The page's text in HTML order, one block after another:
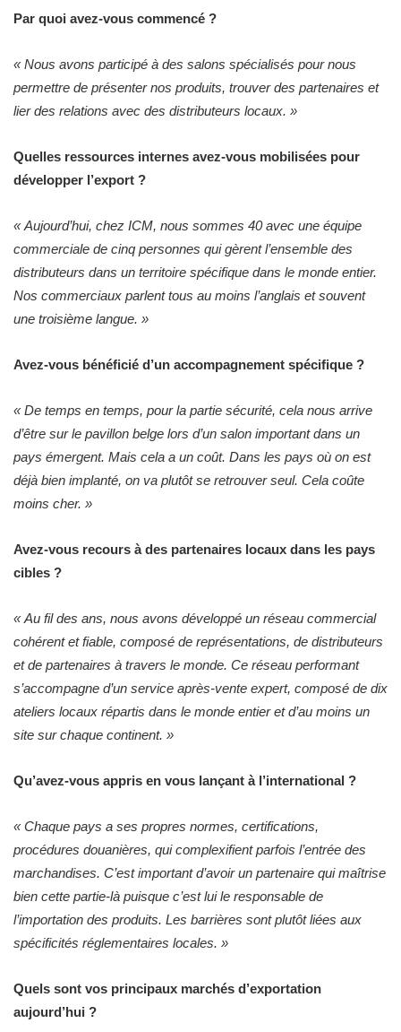
Par quoi avez-vous commencé ?
« Nous avons participé à des salons spécialisés pour nous
permettre de présenter nos produits, trouver des partenaires et
lier des relations avec des distributeurs locaux. »
Quelles ressources internes avez-vous mobilisées pour
développer l’export ?
« Aujourd’hui, chez ICM, nous sommes 40 avec une équipe
commerciale de cinq personnes qui gèrent l’ensemble des
distributeurs dans un territoire spécifique dans le monde entier.
Nos commerciaux parlent tous au moins l’anglais et souvent
une troisième langue. »
Avez-vous bénéficié d’un accompagnement spécifique ?
« De temps en temps, pour la partie sécurité, cela nous arrive
d’être sur le pavillon belge lors d’un salon important dans un
pays émergent. Mais cela a un coût. Dans les pays où on est
déjà bien implanté, on va plutôt se retrouver seul. Cela coûte
moins cher. »
Avez-vous recours à des partenaires locaux dans les pays
cibles ?
« Au fil des ans, nous avons développé un réseau commercial
cohérent et fiable, composé de représentations, de distributeurs
et de partenaires à travers le monde. Ce réseau performant
s’accompagne d’un service après-vente expert, composé de dix
ateliers locaux répartis dans le monde entier et d’au moins un
site sur chaque continent. »
Qu’avez-vous appris en vous lançant à l’international ?
« Chaque pays a ses propres normes, certifications,
procédures douanières, qui complexifient parfois l’entrée des
marchandises. C’est important d’avoir un partenaire qui maîtrise
bien cette partie-là puisque c’est lui le responsable de
l’importation des produits. Les barrières sont plutôt liées aux
spécificités réglementaires locales. »
Quels sont vos principaux marchés d’exportation
aujourd’hui ?